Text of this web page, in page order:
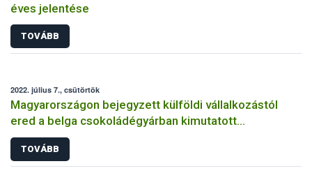
éves jelentése
TOVÁBB
2022. július 7., csütörtök
Magyarországon bejegyzett külföldi vállalkozástól
ered a belga csokoládégyárban kimutatott
szalmonella-fertőzés
TOVÁBB